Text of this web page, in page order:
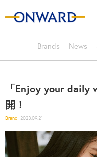
Brands
News
「Enjoy your daily
開！
Brand 2023.09.21